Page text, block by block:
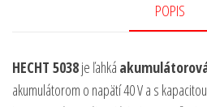
POPIS
HECHT 5038je ľahká
akumulátorom o napätí 40 V a s